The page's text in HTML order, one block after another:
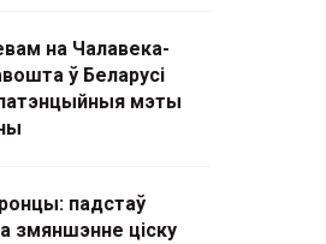
на Чалавека-
ў Беларусі
мэты
падстаў
змяншэнне ціску